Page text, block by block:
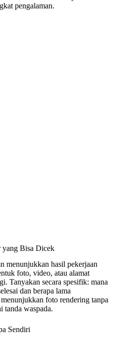
pengalaman.
yang Bisa Dicek
menunjukkan hasil pekerjaan
foto, video, atau alamat
Tanyakan secara spesifik: mana
dan berapa lama
foto rendering tanpa
tanda waspada.
Sendiri